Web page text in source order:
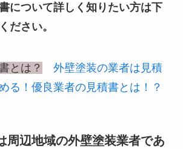
について詳しく知りたい方は下
ださい。
とは？
外壁塗装の業者は見積
る！優良業者の見積書とは！？
周辺地域の外壁塗装業者であ